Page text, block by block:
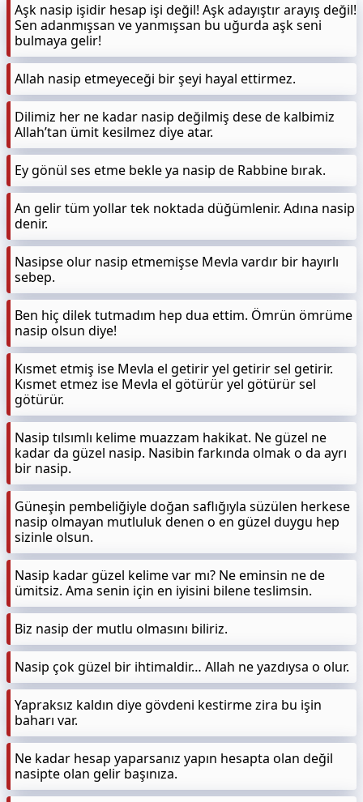
Aşk nasip işidir hesap işi değil! Aşk adayıştır arayış değil!
Sen adanmışsan ve yanmışsan bu uğurda aşk seni
bulmaya gelir!
Allah nasip etmeyeceği bir şeyi hayal ettirmez.
Dilimiz her ne kadar nasip değilmiş dese de kalbimiz
Allah’tan ümit kesilmez diye atar.
Ey gönül ses etme bekle ya nasip de Rabbine bırak.
An gelir tüm yollar tek noktada düğümlenir. Adına nasip
denir.
Nasipse olur nasip etmemişse Mevla vardır bir hayırlı
sebep.
Ben hiç dilek tutmadım hep dua ettim. Ömrün ömrüme
nasip olsun diye!
Kısmet etmiş ise Mevla el getirir yel getirir sel getirir.
Kısmet etmez ise Mevla el götürür yel götürür sel
götürür.
Nasip tılsımlı kelime muazzam hakikat. Ne güzel ne
kadar da güzel nasip. Nasibin farkında olmak o da ayrı
bir nasip.
Güneşin pembeliğiyle doğan saflığıyla süzülen herkese
nasip olmayan mutluluk denen o en güzel duygu hep
sizinle olsun.
Nasip kadar güzel kelime var mı? Ne eminsin ne de
ümitsiz. Ama senin için en iyisini bilene teslimsin.
Biz nasip der mutlu olmasını biliriz.
Nasip çok güzel bir ihtimaldir… Allah ne yazdıysa o olur.
Yapraksız kaldın diye gövdeni kestirme zira bu işin
baharı var.
Ne kadar hesap yaparsanız yapın hesapta olan değil
nasipte olan gelir başınıza.